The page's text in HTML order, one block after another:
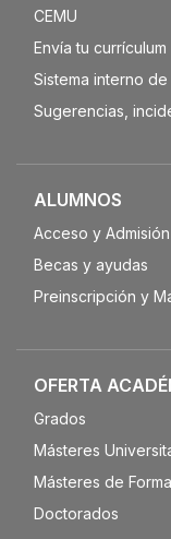
CEMU
Envía tu currículum
Sistema interno
Sugerencias,
ALUMNOS
Acceso y Admisión
Becas y ayudas
Preinscripción y
OFERTA
Grados
Másteres
Másteres de
Doctorados